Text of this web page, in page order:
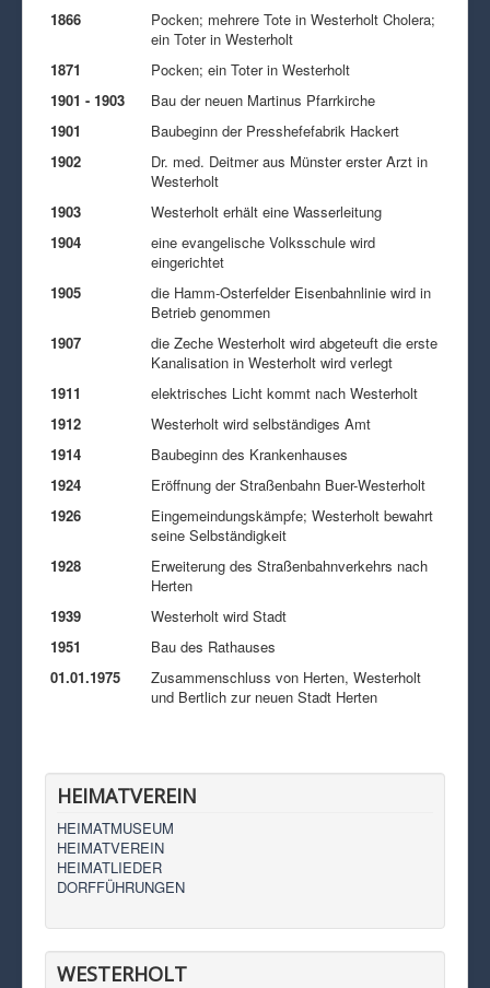
1866
Pocken; mehrere Tote in Westerholt Cholera;
ein Toter in Westerholt
1871
Pocken; ein Toter in Westerholt
1901 - 1903
Bau der neuen Martinus Pfarrkirche
1901
Baubeginn der Presshefefabrik Hackert
1902
Dr. med. Deitmer aus Münster erster Arzt in
Westerholt
1903
Westerholt erhält eine Wasserleitung
1904
eine evangelische Volksschule wird
eingerichtet
1905
die Hamm-Osterfelder Eisenbahnlinie wird in
Betrieb genommen
1907
die Zeche Westerholt wird abgeteuft die erste
Kanalisation in Westerholt wird verlegt
1911
elektrisches Licht kommt nach Westerholt
1912
Westerholt wird selbständiges Amt
1914
Baubeginn des Krankenhauses
1924
Eröffnung der Straßenbahn Buer-Westerholt
1926
Eingemeindungskämpfe; Westerholt bewahrt
seine Selbständigkeit
1928
Erweiterung des Straßenbahnverkehrs nach
Herten
1939
Westerholt wird Stadt
1951
Bau des Rathauses
01.01.1975
Zusammenschluss von Herten, Westerholt
und Bertlich zur neuen Stadt Herten
HEIMATVEREIN
HEIMATMUSEUM
HEIMATVEREIN
HEIMATLIEDER
DORFFÜHRUNGEN
WESTERHOLT